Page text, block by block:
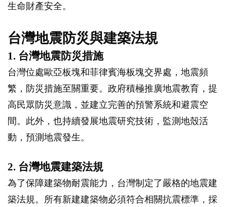
生命財產安全。
台灣地震防災與建築法規
1. 台灣地震防災措施
台灣位處歐亞板塊和菲律賓海板塊交界處，地震頻
繁，防災措施至關重要。政府積極推廣地震教育，提
高民眾防災意識，並建立完善的預警系統和避震空
間。此外，也持續發展地震研究技術，監測地殼活
動，預測地震發生。
2. 台灣地震建築法規
為了保障建築物耐震能力，台灣制定了嚴格的地震建
築法規。所有新建建築物必須符合相關抗震標準，採